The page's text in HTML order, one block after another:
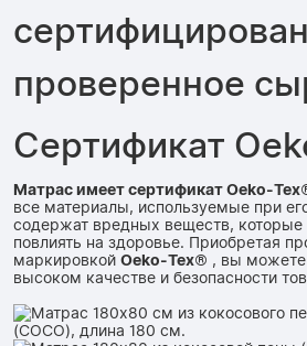
проверенное
Сертификат
Матрас имеет сертификат Oeko-
все материалы, используемые при
содержат вредных веществ, которые
повлиять на здоровье. Приобретая
маркировкой Oeko-Tex® , вы
высоком качестве и безопасности